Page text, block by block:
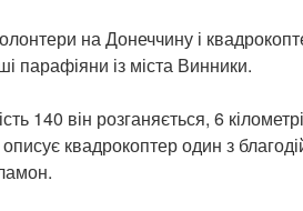
на Донеччину і
парафіяни із міста Винники.
140 він розганяється, 6
квадрокоптер один з